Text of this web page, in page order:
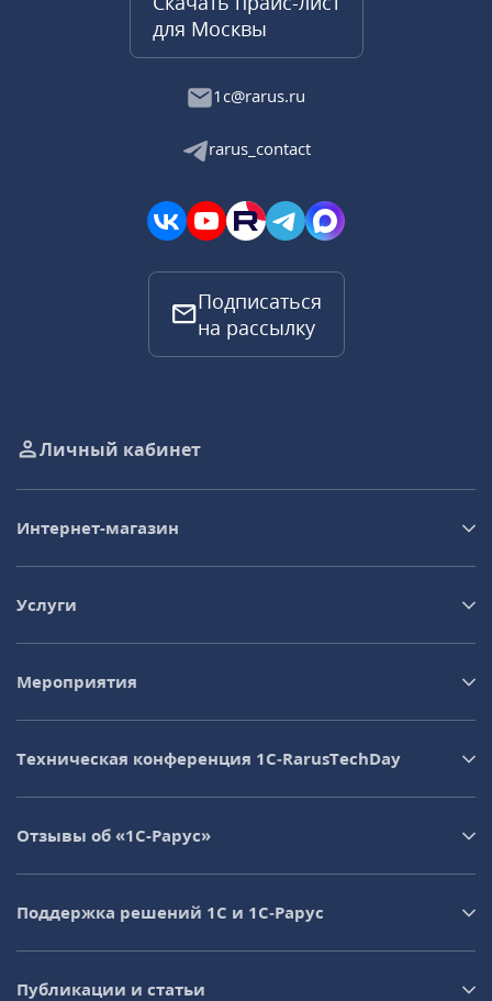
для Москвы
1c@rarus.ru
rarus_contact
Подписаться
на рассылку
Личный кабинет
Интернет-магазин
Услуги
Мероприятия
Техническая конференция 1C‑RarusTechDay
Отзывы об «1С-Рарус»
Поддержка решений 1С и 1С‑Рарус
Публикации и статьи